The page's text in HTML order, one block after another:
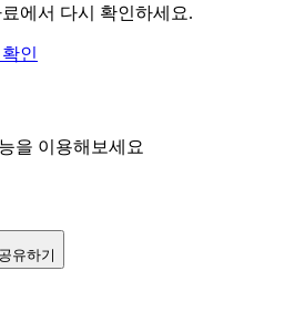
에서 다시 확인하세요.
인
을 이용해보세요
공유하기